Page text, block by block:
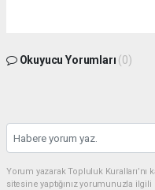
Okuyucu Yorumları (0)
Yorum yazarak Topluluk
sitesine yaptığınız yorumunuzla